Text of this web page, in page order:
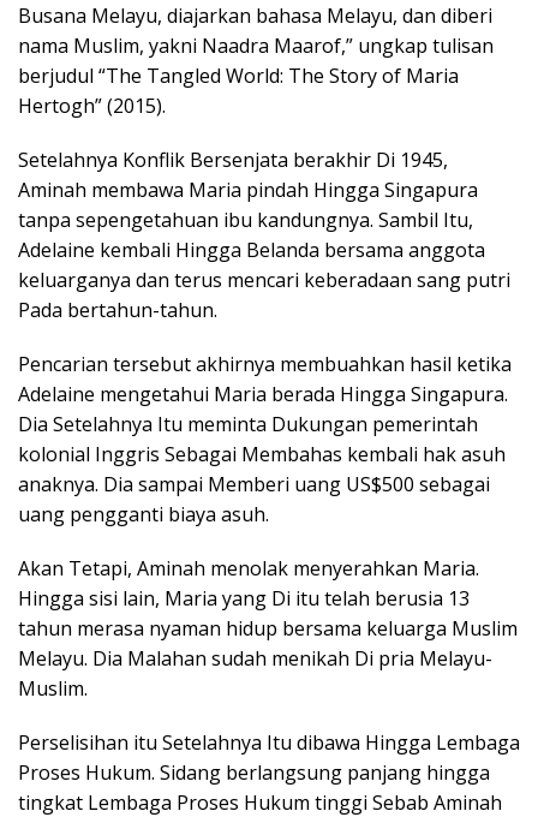
Busana Melayu, diajarkan bahasa Melayu, dan diberi
nama Muslim, yakni Naadra Maarof,” ungkap tulisan
berjudul “The Tangled World: The Story of Maria
Hertogh” (2015).
Setelahnya Konflik Bersenjata berakhir Di 1945,
Aminah membawa Maria pindah Hingga Singapura
tanpa sepengetahuan ibu kandungnya. Sambil Itu,
Adelaine kembali Hingga Belanda bersama anggota
keluarganya dan terus mencari keberadaan sang putri
Pada bertahun-tahun.
Pencarian tersebut akhirnya membuahkan hasil ketika
Adelaine mengetahui Maria berada Hingga Singapura.
Dia Setelahnya Itu meminta Dukungan pemerintah
kolonial Inggris Sebagai Membahas kembali hak asuh
anaknya. Dia sampai Memberi uang US$500 sebagai
uang pengganti biaya asuh.
Akan Tetapi, Aminah menolak menyerahkan Maria.
Hingga sisi lain, Maria yang Di itu telah berusia 13
tahun merasa nyaman hidup bersama keluarga Muslim
Melayu. Dia Malahan sudah menikah Di pria Melayu-
Muslim.
Perselisihan itu Setelahnya Itu dibawa Hingga Lembaga
Proses Hukum. Sidang berlangsung panjang hingga
tingkat Lembaga Proses Hukum tinggi Sebab Aminah